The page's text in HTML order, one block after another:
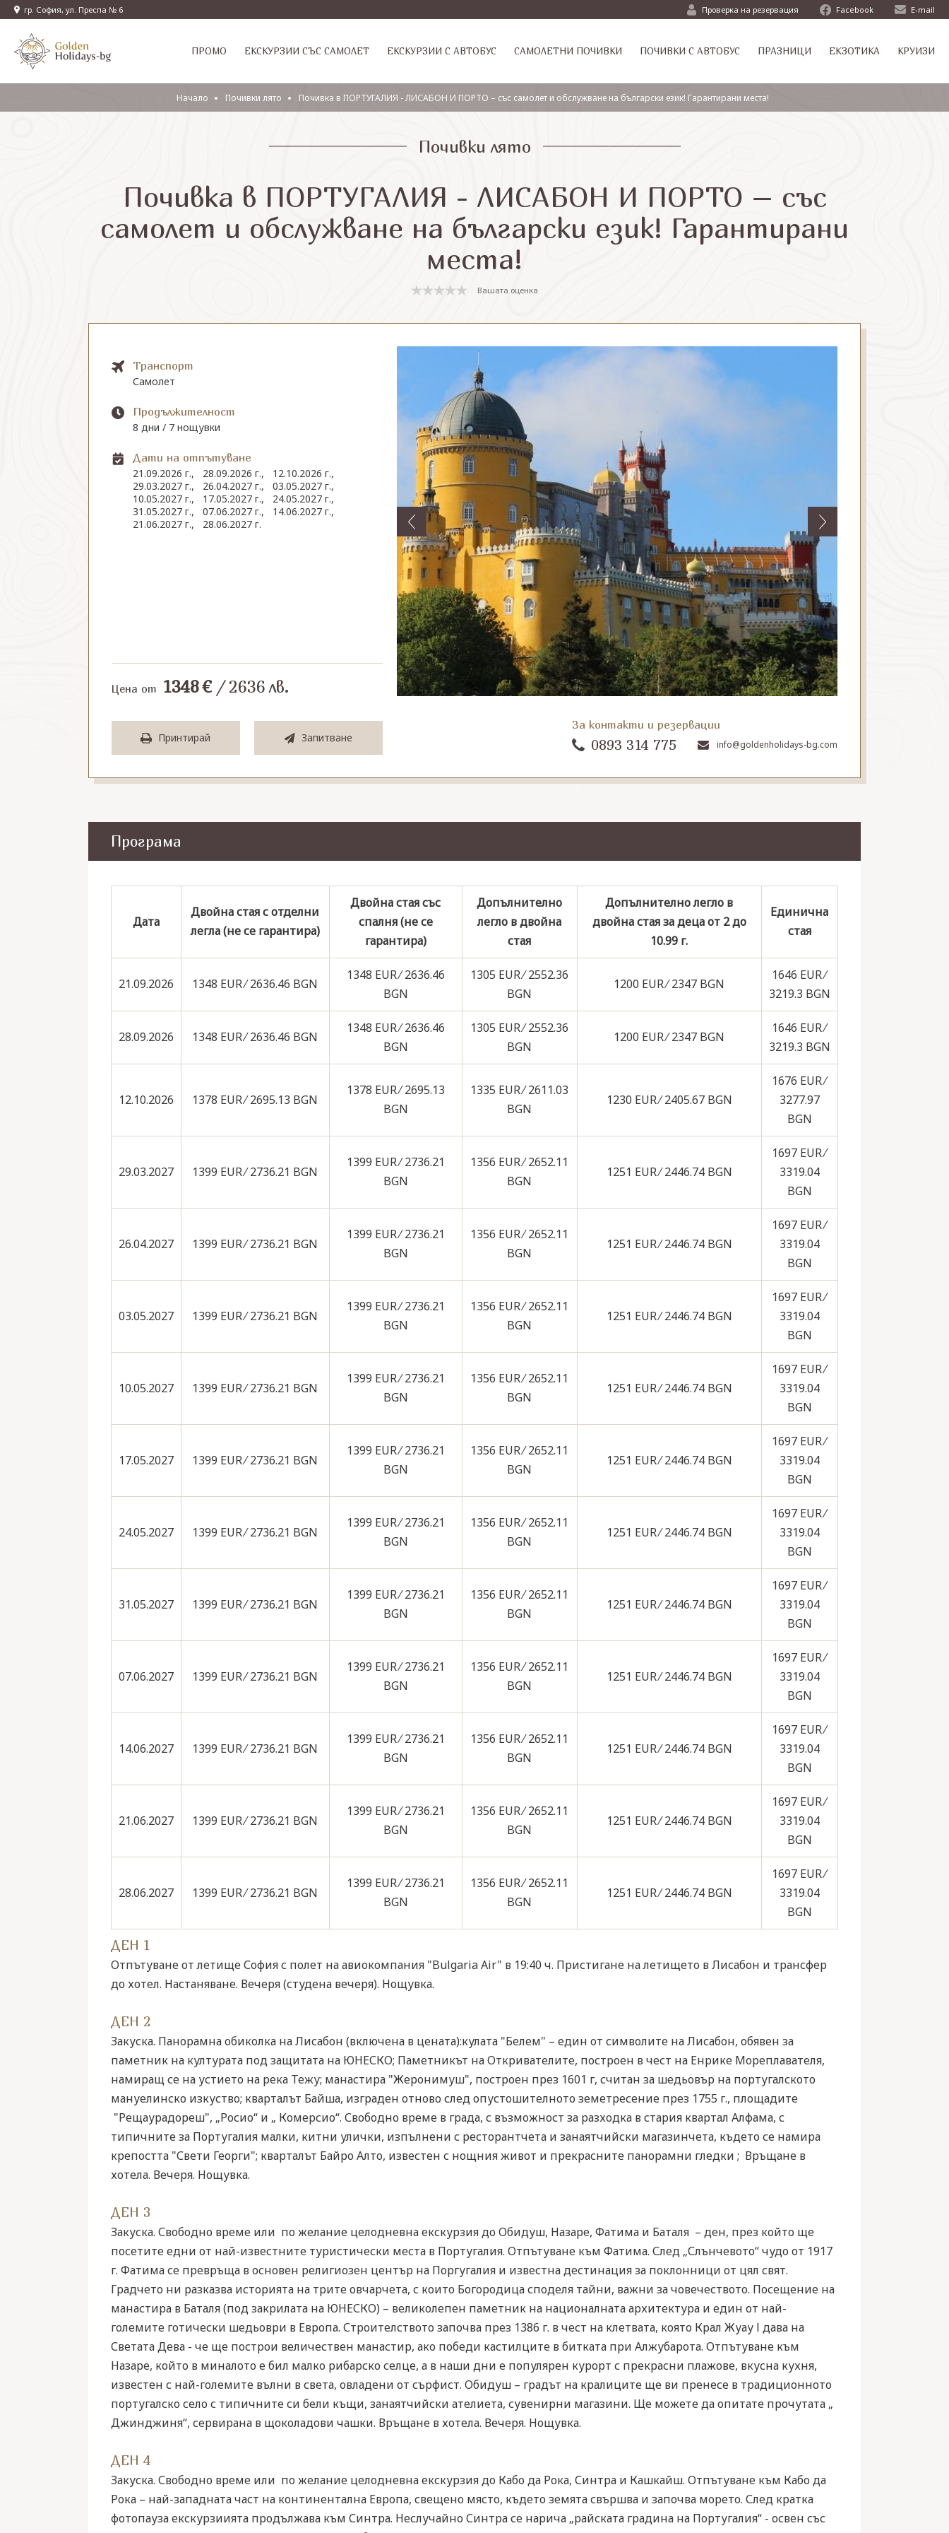
гр. София, ул. Преспа № 6 Проверка на резервация Facebook E-mail
ПРОМО EКСКУРЗИИ СЪС САМОЛЕТ ЕКСКУРЗИИ С АВТОБУС САМОЛЕТНИ ПОЧИВКИ ПОЧИВКИ С АВТОБУС ПРАЗНИЦИ ЕКЗОТИКА КРУИЗИ
Начало Почивки лято Почивка в ПОРТУГАЛИЯ - ЛИСАБОН И ПОРТО – със самолет и обслужване на български език! Гарантирани места!
Почивки лято
Почивка в ПОРТУГАЛИЯ - ЛИСАБОН И ПОРТО – със
самолет и обслужване на български език! Гарантирани
места!
Вашата оценка
Транспорт
Самолет
Продължителност
8 дни / 7 нощувки
Дати на отпътуване
21.09.2026 г., 28.09.2026 г., 12.10.2026 г.,
29.03.2027 г., 26.04.2027 г., 03.05.2027 г.,
10.05.2027 г., 17.05.2027 г., 24.05.2027 г.,
31.05.2027 г., 07.06.2027 г., 14.06.2027 г.,
21.06.2027 г., 28.06.2027 г.
Цена от 1348€/2636 лв.
Принтирай Запитване
За контакти и резервации
0893 314 775 info@goldenholidays-bg.com
Програма
Дата
Двойна стая с отделни
легла (не се гарантира)
Двойна стая със
спалня (не се
гарантира)
Допълнително
легло в двойна
стая
Допълнително легло в
двойна стая за деца от 2 до
10.99 г.
Единична
стая
21.09.2026 1348 EUR ∕ 2636.46 BGN
1348 EUR ∕ 2636.46
BGN
1305 EUR ∕ 2552.36
BGN
1200 EUR ∕ 2347 BGN
1646 EUR ∕
3219.3 BGN
28.09.2026 1348 EUR ∕ 2636.46 BGN
1348 EUR ∕ 2636.46
BGN
1305 EUR ∕ 2552.36
BGN
1200 EUR ∕ 2347 BGN
1646 EUR ∕
3219.3 BGN
12.10.2026 1378 EUR ∕ 2695.13 BGN
1378 EUR ∕ 2695.13
BGN
1335 EUR ∕ 2611.03
BGN
1230 EUR ∕ 2405.67 BGN
1676 EUR ∕
3277.97
BGN
29.03.2027 1399 EUR ∕ 2736.21 BGN
1399 EUR ∕ 2736.21
BGN
1356 EUR ∕ 2652.11
BGN
1251 EUR ∕ 2446.74 BGN
1697 EUR ∕
3319.04
BGN
26.04.2027 1399 EUR ∕ 2736.21 BGN
1399 EUR ∕ 2736.21
BGN
1356 EUR ∕ 2652.11
BGN
1251 EUR ∕ 2446.74 BGN
1697 EUR ∕
3319.04
BGN
03.05.2027 1399 EUR ∕ 2736.21 BGN
1399 EUR ∕ 2736.21
BGN
1356 EUR ∕ 2652.11
BGN
1251 EUR ∕ 2446.74 BGN
1697 EUR ∕
3319.04
BGN
10.05.2027 1399 EUR ∕ 2736.21 BGN
1399 EUR ∕ 2736.21
BGN
1356 EUR ∕ 2652.11
BGN
1251 EUR ∕ 2446.74 BGN
1697 EUR ∕
3319.04
BGN
17.05.2027 1399 EUR ∕ 2736.21 BGN
1399 EUR ∕ 2736.21
BGN
1356 EUR ∕ 2652.11
BGN
1251 EUR ∕ 2446.74 BGN
1697 EUR ∕
3319.04
BGN
24.05.2027 1399 EUR ∕ 2736.21 BGN
1399 EUR ∕ 2736.21
BGN
1356 EUR ∕ 2652.11
BGN
1251 EUR ∕ 2446.74 BGN
1697 EUR ∕
3319.04
BGN
31.05.2027 1399 EUR ∕ 2736.21 BGN
1399 EUR ∕ 2736.21
BGN
1356 EUR ∕ 2652.11
BGN
1251 EUR ∕ 2446.74 BGN
1697 EUR ∕
3319.04
BGN
07.06.2027 1399 EUR ∕ 2736.21 BGN
1399 EUR ∕ 2736.21
BGN
1356 EUR ∕ 2652.11
BGN
1251 EUR ∕ 2446.74 BGN
1697 EUR ∕
3319.04
BGN
14.06.2027 1399 EUR ∕ 2736.21 BGN
1399 EUR ∕ 2736.21
BGN
1356 EUR ∕ 2652.11
BGN
1251 EUR ∕ 2446.74 BGN
1697 EUR ∕
3319.04
BGN
21.06.2027 1399 EUR ∕ 2736.21 BGN
1399 EUR ∕ 2736.21
BGN
1356 EUR ∕ 2652.11
BGN
1251 EUR ∕ 2446.74 BGN
1697 EUR ∕
3319.04
BGN
28.06.2027 1399 EUR ∕ 2736.21 BGN
1399 EUR ∕ 2736.21
BGN
1356 EUR ∕ 2652.11
BGN
1251 EUR ∕ 2446.74 BGN
1697 EUR ∕
3319.04
BGN
ДЕН 1
Отпътуване от летище София с полет на авиокомпания "Bulgaria Air" в 19:40 ч. Пристигане на летището в Лисабон и трансфер
до хотел. Настаняване. Вечеря (студена вечеря). Нощувка.
ДЕН 2
Закуска. Панорамна обиколка на Лисабон (включена в цената):кулата "Белем" – един от символите на Лисабон, обявен за
паметник на културата под защитата на ЮНЕСКО; Паметникът на Откривателите, построен в чест на Енрике Мореплавателя,
намиращ се на устието на река Тежу; манастира "Жеронимуш", построен през 1601 г, считан за шедьовър на португалското
мануелинско изкуство; кварталът Байша, изграден отново след опустошителното земетресение през 1755 г., площадите
"Рещаурадореш", „Росио“ и „ Комерсио“. Свободно време в града, с възможност за разходка в стария квартал Алфама, с
типичните за Португалия малки, китни улички, изпълнени с ресторантчета и занаятчийски магазинчета, където се намира
крепостта "Свети Георги"; кварталът Байро Алто, известен с нощния живот и прекрасните панорамни гледки ; Връщане в
хотела. Вечеря. Нощувка.
ДЕН 3
Закуска. Свободно време или по желание целодневна екскурзия до Обидуш, Назаре, Фатима и Баталя – ден, през който ще
посетите едни от най-известните туристически места в Португалия. Отпътуване към Фатима. След „Слънчевото“ чудо от 1917
г. Фатима се превръща в основен религиозен център на Поргугалия и известна дестинация за поклонници от цял свят.
Градчето ни разказва историята на трите овчарчета, с които Богородица споделя тайни, важни за човечеството. Посещение на
манастира в Баталя (под закрилата на ЮНЕСКО) – великолепен паметник на националната архитектура и един от най-
големите готически шедьоври в Европа. Строителството започва през 1386 г. в чест на клетвата, която Крал Жуау І дава на
Светата Дева - че ще построи величествен манастир, ако победи кастилците в битката при Алжубарота. Отпътуване към
Назаре, който в миналото е бил малко рибарско селце, а в наши дни е популярен курорт с прекрасни плажове, вкусна кухня,
известен с най-големите вълни в света, овладени от сърфист. Обидуш – градът на кралиците ще ви пренесе в традиционното
португалско село с типичните си бели къщи, занаятчийски ателиета, сувенирни магазини. Ще можете да опитате прочутата „
Джинджиня“, сервирана в щоколадови чашки. Връщане в хотела. Вечеря. Нощувка.
ДЕН 4
Закуска. Свободно време или по желание целодневна екскурзия до Кабо да Рока, Синтра и Кашкайш. Отпътуване към Кабо да
Рока – най-западната част на континентална Европа, свещено място, където земята свършва и започва морето. След кратка
фотопауза екскурзиията продължава към Синтра. Неслучайно Синтра се нарича „райската градина на Португалия“ - освен със